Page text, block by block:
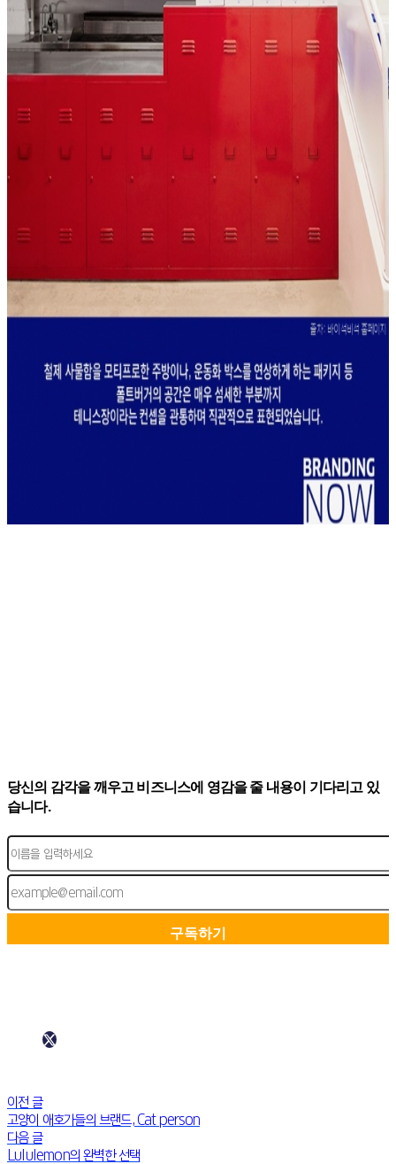
당신의 감각을 깨우고 비즈니스에 영감을 줄 내용이 기다리고 있
습니다.
이전 글
고양이 애호가들의 브랜드, Cat person
다음 글
Lululemon의 완벽한 선택